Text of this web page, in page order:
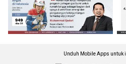
Unduh Mobile Apps untuk